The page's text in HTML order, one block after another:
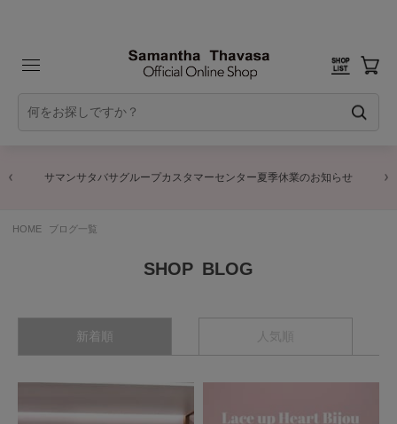
サマンサタバサグループカスタマーセンター夏季休業のお知らせ
HOME ブログ一覧
BLOG
新着順 人気順